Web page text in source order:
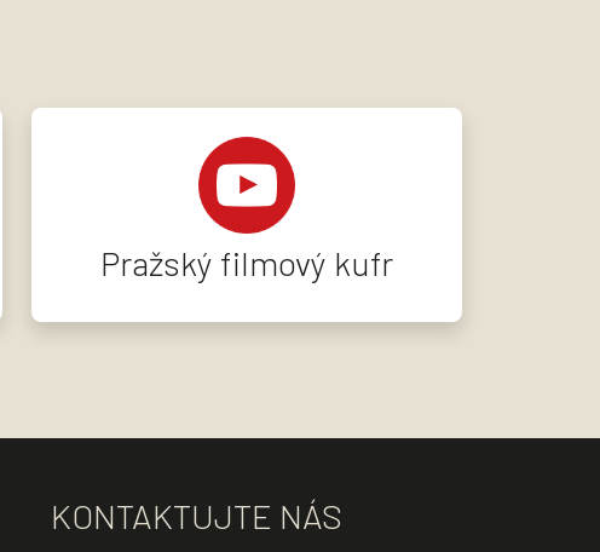
Pražský filmový kufr
KONTAKTUJTE NÁS